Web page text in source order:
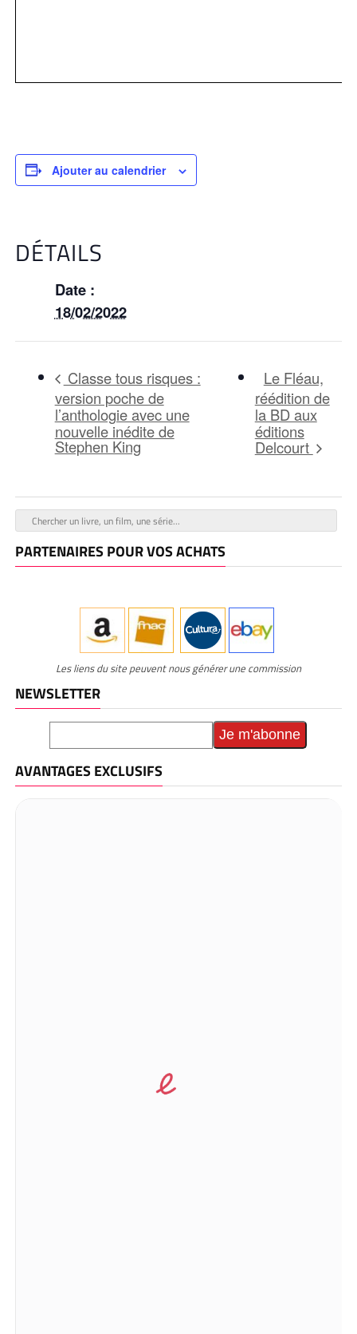
Ajouter au calendrier
DÉTAILS
Date :
18/02/2022
Classe tous risques :
version poche de
l’anthologie avec une
nouvelle inédite de
Stephen King
Le Fléau,
réédition de
la BD aux
éditions
Delcourt
PARTENAIRES POUR VOS ACHATS
Les liens du site peuvent nous générer une commission
NEWSLETTER
AVANTAGES EXCLUSIFS